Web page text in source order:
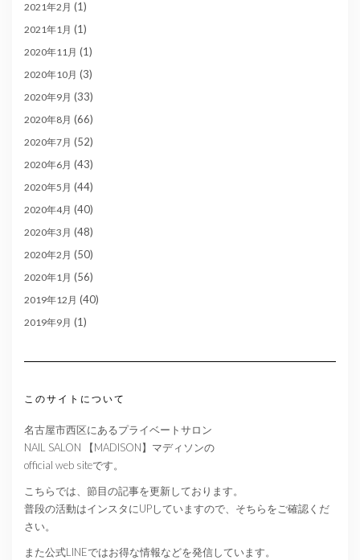
2021年2月 (1)
2021年1月 (1)
2020年11月 (1)
2020年10月 (3)
2020年9月 (33)
2020年8月 (66)
2020年7月 (52)
2020年6月 (43)
2020年5月 (44)
2020年4月 (40)
2020年3月 (48)
2020年2月 (50)
2020年1月 (56)
2019年12月 (40)
2019年9月 (1)
このサイトについて
名古屋市西区にあるプライベートサロン
NAIL SALON 【MADISON】マディソンの
official web siteです。
こちらでは、節目の記事を更新しております。
普段の活動はインスタにUPしていますので、そちらをご確認くだ
さい。
また公式LINEではお得な情報などを発信しています。